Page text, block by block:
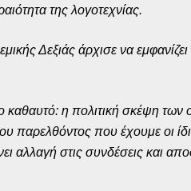
της λογοτεχνίας.
Δεξιάς άρχισε να εμφανίζει
καθαυτό: η πολιτική σκέψη
παρελθόντος που έχουμε οι
αλλαγή στις συνδέσεις και